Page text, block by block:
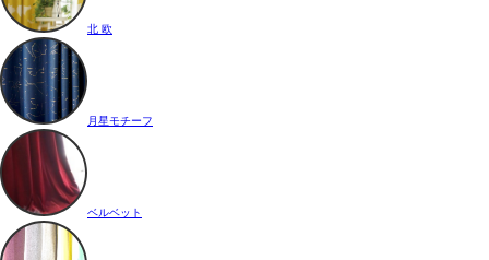
北 欧
月星モチーフ
ベルベット